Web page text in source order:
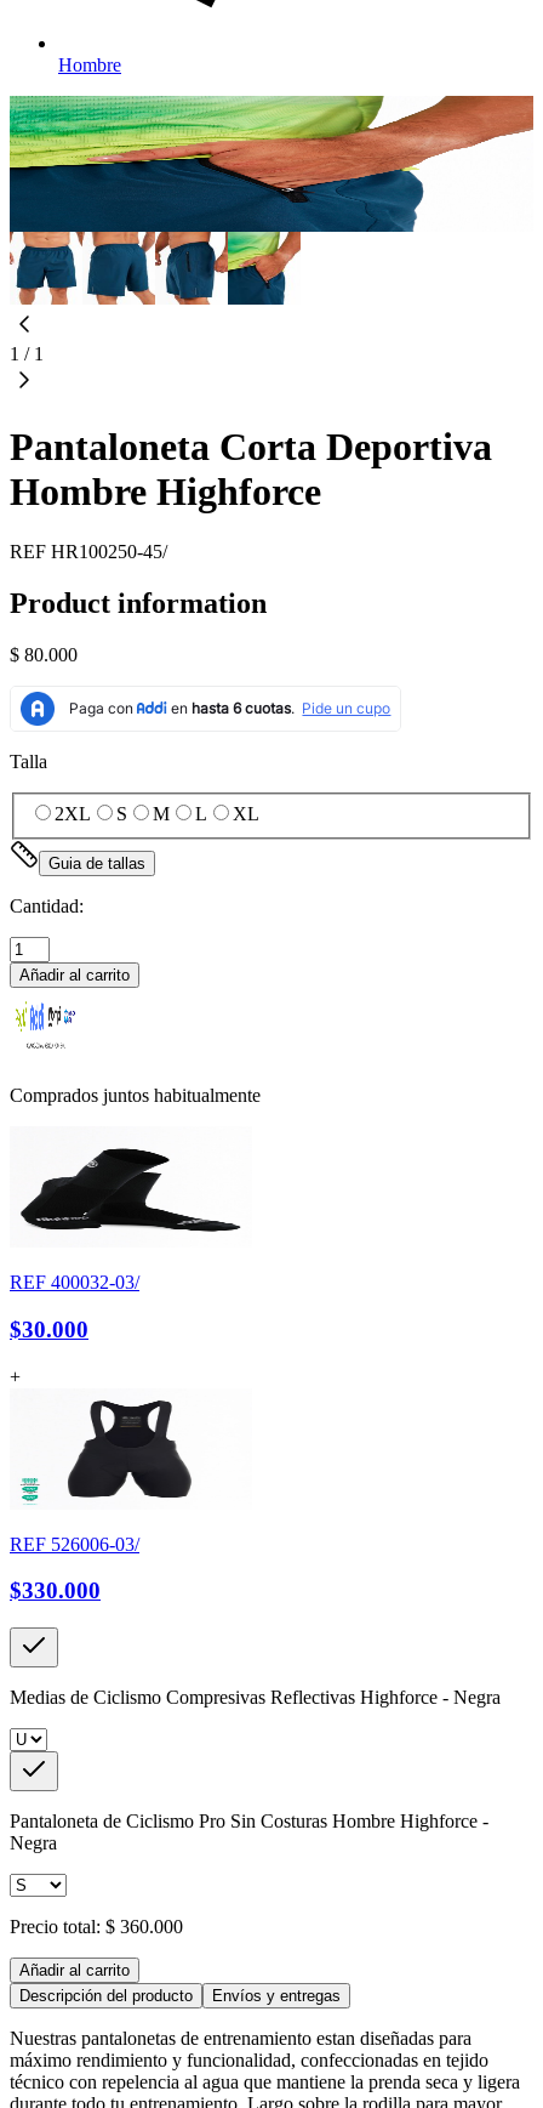
Hombre
1 / 1
Pantaloneta Corta Deportiva
Hombre Highforce
REF HR100250-45/
Product information
$ 80.000
Talla
2XL S M L XL
Guia de tallas
Cantidad:
Añadir al carrito
Comprados juntos habitualmente
REF 400032-03/
$30.000
+
REF 526006-03/
$330.000
Medias de Ciclismo Compresivas Reflectivas Highforce - Negra
Pantaloneta de Ciclismo Pro Sin Costuras Hombre Highforce -
Negra
Precio total: $ 360.000
Añadir al carrito
Descripción del producto
Envíos y entregas
Nuestras pantalonetas de entrenamiento estan diseñadas para
máximo rendimiento y funcionalidad, confeccionadas en tejido
técnico con repelencia al agua que mantiene la prenda seca y ligera